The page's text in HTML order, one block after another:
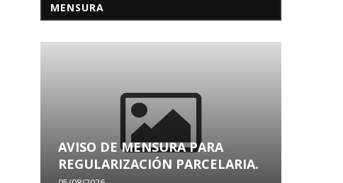
MENSURA
AVISO DE MENSURA PARA
REGULARIZACIÓN PARCELARIA.